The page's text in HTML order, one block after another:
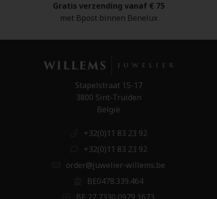
Gratis verzending vanaf € 75
met Bpost binnen Benelux
Stapelstraat 15-17
3800 Sint-Truiden
België
+32(0)11 83 23 92
+32(0)11 83 23 92
order@juwelier-willems.be
BE0478.339.464